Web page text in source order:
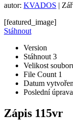
autor: KVADOS |
[featured_image]
Stáhnout
Version
Stáhnout 3
Velikost
File Count 1
Datum
Poslední úprava
Zápis 115vr